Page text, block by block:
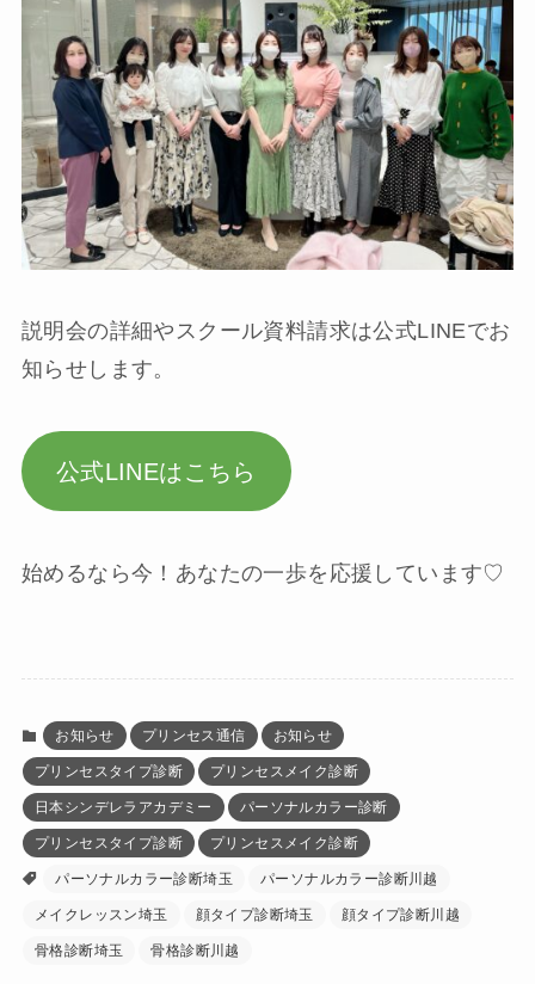
説明会の詳細やスクール資料請求は公式LINEでお
知らせします。
公式LINEはこちら
始めるなら今！あなたの一歩を応援しています♡
お知らせ プリンセス通信 お知らせ
プリンセスタイプ診断 プリンセスメイク診断
日本シンデレラアカデミー パーソナルカラー診断
プリンセスタイプ診断 プリンセスメイク診断
パーソナルカラー診断埼玉 パーソナルカラー診断川越
メイクレッスン埼玉 顔タイプ診断埼玉 顔タイプ診断川越
骨格診断埼玉 骨格診断川越